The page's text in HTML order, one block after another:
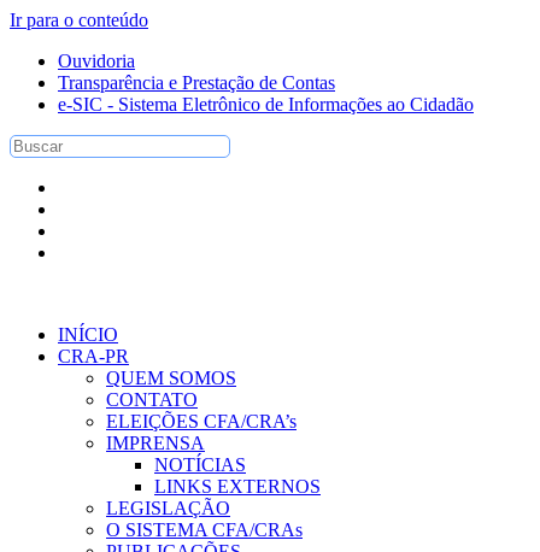
Ir para o conteúdo
Ouvidoria
Transparência e Prestação de Contas
e-SIC - Sistema Eletrônico de Informações ao Cidadão
INÍCIO
CRA-PR
QUEM SOMOS
CONTATO
ELEIÇÕES CFA/CRA’s
IMPRENSA
NOTÍCIAS
LINKS EXTERNOS
LEGISLAÇÃO
O SISTEMA CFA/CRAs